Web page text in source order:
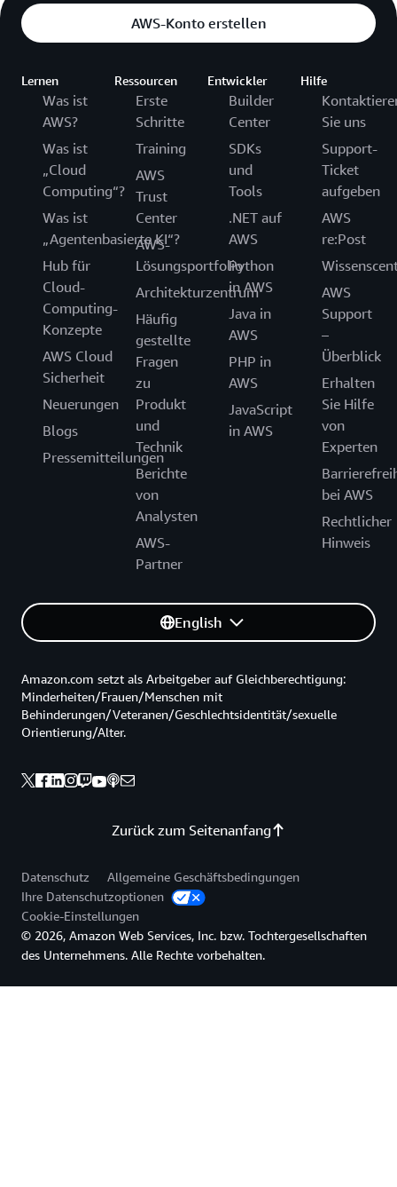
AWS-Konto erstellen
Lernen
Was ist
AWS?
Was ist
„Cloud
Computing“?
Was ist
„Agentenbasierte KI“?
Hub für
Cloud-
Computing-
Konzepte
AWS Cloud
Sicherheit
Neuerungen
Blogs
Pressemitteilungen
Ressourcen
Erste
Schritte
Training
AWS
Trust
Center
AWS-
Lösungsportfolio
Architekturzentrum
Häufig
gestellte
Fragen
zu
Produkt
und
Technik
Berichte
von
Analysten
AWS-
Partner
Entwickler
Builder
Center
SDKs
und
Tools
.NET auf
AWS
Python
in AWS
Java in
AWS
PHP in
AWS
JavaScript
in AWS
Hilfe
Sie uns
Support-
Ticket
aufgeben
AWS
re:Post
AWS
Support
–
Überblick
Erhalten
Sie Hilfe
von
Experten
bei AWS
Rechtlicher
Hinweis
English
Zurück zum Seitenanfang
Amazon.com setzt als Arbeitgeber auf Gleichberechtigung:
Minderheiten/Frauen/Menschen mit
Behinderungen/Veteranen/Geschlechtsidentität/sexuelle
Orientierung/Alter.
Datenschutz
Allgemeine Geschäftsbedingungen
Ihre Datenschutzoptionen
Cookie-Einstellungen
© 2026, Amazon Web Services, Inc. bzw. Tochtergesellschaften
des Unternehmens. Alle Rechte vorbehalten.